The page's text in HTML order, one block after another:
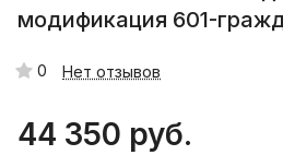
модификация 601-
0 Нет отзывов
44 350 руб.